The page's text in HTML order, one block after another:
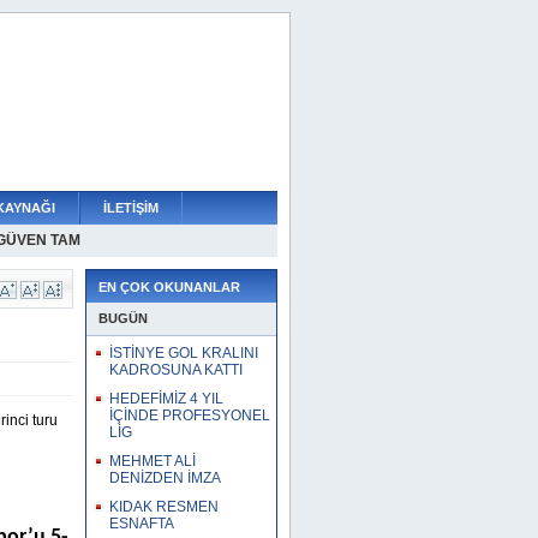
İLETİŞİM
TAM
ÇANTADA
SAHAYA TAKVİYE
turu
EN ÇOK OKUNANLAR
BUGÜN
İSTİNYE GOL KRALINI
KADROSUNA KATTI
HEDEFİMİZ 4 YIL
İÇİNDE PROFESYONEL
LİG
MEHMET ALİ
DENİZDEN İMZA
KIDAK RESMEN
ESNAFTA